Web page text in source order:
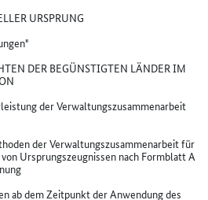
URSPRUNG
DER BEGÜNSTIGTEN LÄNDER IM
der Verwaltungszusammenarbeit
der Verwaltungszusammenarbeit für
Ursprungszeugnissen nach Formblatt A
ab dem Zeitpunkt der Anwendung des